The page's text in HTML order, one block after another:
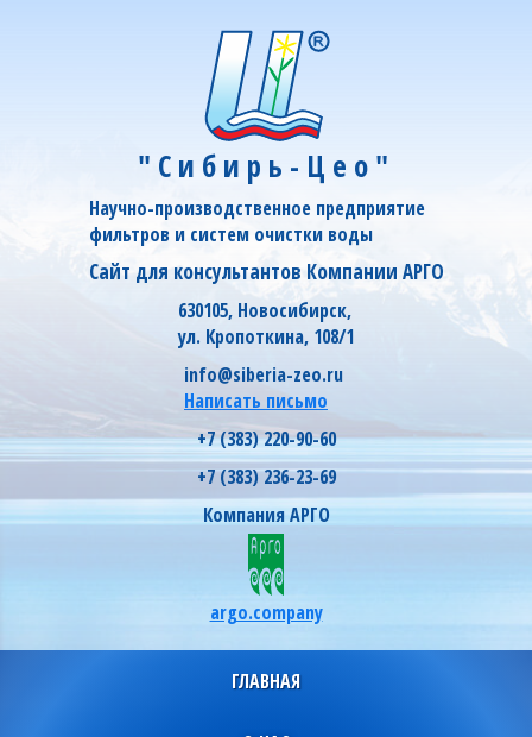
"Сибирь-Цео"
Научно-производственное предприятие
фильтров и систем очистки воды
Сайт для консультантов Компании АРГО
630105, Новосибирск,
ул. Кропоткина, 108/1
info@siberia-zeo.ru
Написать письмо
+7 (383) 220-90-60
+7 (383) 236-23-69
Компания АРГО
argo.company
ГЛАВНАЯ